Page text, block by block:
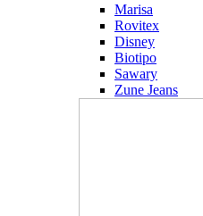
Marisa
Rovitex
Disney
Biotipo
Sawary
Zune Jeans